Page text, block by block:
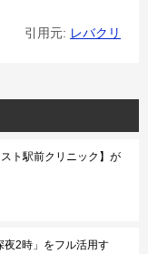
引用元: レバクリ
ト駅前クリニック】が
夜2時」をフル活用す